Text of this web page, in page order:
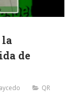
la
de
QR